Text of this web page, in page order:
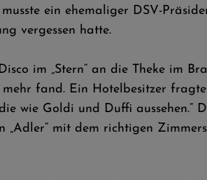
ein ehemaliger DSV-
vergessen hatte.
im „Stern“ an die Theke im
fand. Ein Hotelbesitzer
wie Goldi und Duffi aussehen.“
„Adler“ mit dem richtigen